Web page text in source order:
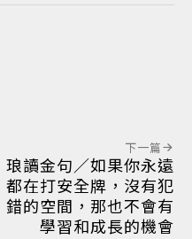
下一篇
琅讀金句／如果你永遠
都在打安全牌，沒有犯
錯的空間，那也不會有
學習和成長的機會